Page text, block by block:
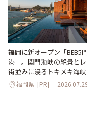
福岡に新オープン「BEB5
港」。関門海峡の絶景と
街並みに浸るトキメキ海
福岡県 [PR]